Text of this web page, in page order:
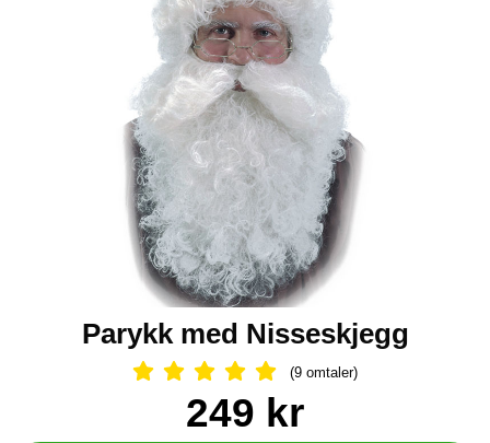
Parykk med Nisseskjegg
Vurdering: 5 Stjerne, Gå til alle
(9 omtaler)
Handle dette produktet, Parykk med Nisseskjegg
pris
249 kr